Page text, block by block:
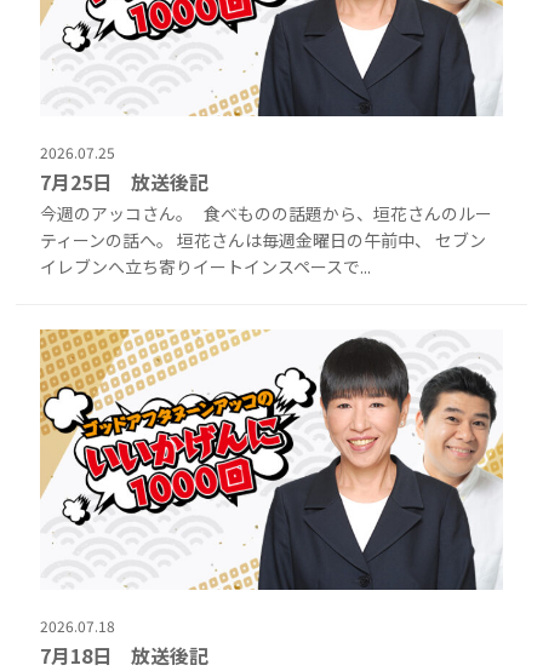
2026.07.25
7月25日 放送後記
今週のアッコさん。 食べものの話題から、垣花さんのルー
ティーンの話へ。 垣花さんは毎週金曜日の午前中、 セブン
イレブンへ立ち寄りイートインスペースで...
2026.07.18
7月18日 放送後記